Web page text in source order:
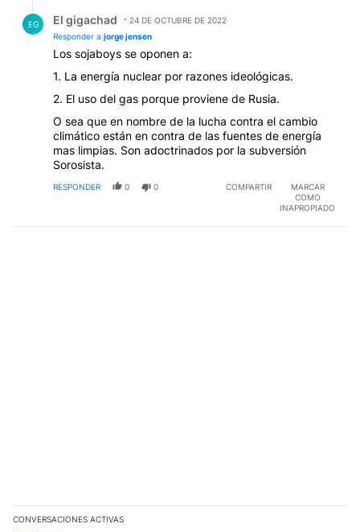
EG El gigachad
24 DE OCTUBRE DE 2022
Responder a jorge jensen
Los sojaboys se oponen a:
1. La energía nuclear por razones ideológicas.
2. El uso del gas porque proviene de Rusia.
O sea que en nombre de la lucha contra el cambio
climático están en contra de las fuentes de energía
mas limpias. Son adoctrinados por la subversión
Sorosista.
RESPONDER 0 0 COMPARTIR
MARCAR
COMO
INAPROPIADO
CONVERSACIONES ACTIVAS